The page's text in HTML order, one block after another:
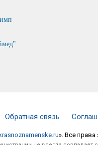
Обратная связь
». Все